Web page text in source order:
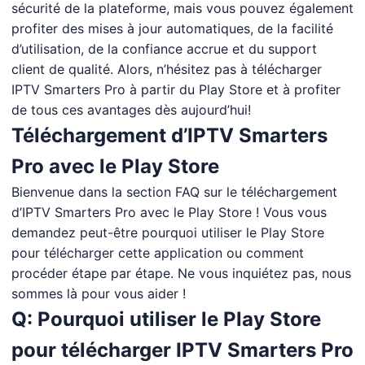
sécurité de la plateforme, mais vous pouvez également
profiter des mises à jour automatiques, de la facilité
d’utilisation, de la confiance accrue et du support
client de qualité. Alors, n’hésitez pas à télécharger
IPTV Smarters Pro à partir du Play Store et à profiter
de tous ces avantages dès aujourd’hui!
Téléchargement d’IPTV Smarters
Pro avec le Play Store
Bienvenue dans la section FAQ sur le téléchargement
d’IPTV Smarters Pro avec le Play Store ! Vous vous
demandez peut-être pourquoi utiliser le Play Store
pour télécharger cette application ou comment
procéder étape par étape. Ne vous inquiétez pas, nous
sommes là pour vous aider !
Q: Pourquoi utiliser le Play Store
pour télécharger IPTV Smarters Pro